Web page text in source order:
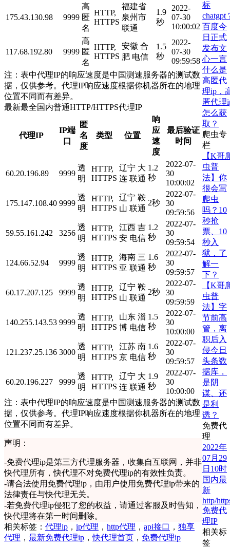
175.43.130.98 9999
高
匿
名
HTTP,
HTTPS
福建省
泉州市
联通
1.9
秒
2022-
07-30
10:00:02
117.68.192.80 9999
高
匿
名
HTTP,
HTTPS
安徽 合
肥 电信
1.5
秒
2022-
07-30
09:59:58
注：表中代理IP的响应速度是中国测速服务器的测试数
据，仅供参考。代理IP响应速度根据你机器所在的地理
位置不同而有差异。
最新最全国内普通HTTP/HTTPS代理IP
代理IP
IP端
口
匿
名
度
类型 位置
响
应
速
度
最后验证
时间
60.20.196.89 9999
透
明
HTTP,
HTTPS
辽宁 大
连 联通
1.2
秒
2022-07-
30
10:00:02
175.147.108.40 9999
透
明
HTTP,
HTTPS
辽宁 鞍
山 联通
2秒
2022-07-
30
09:59:56
59.55.161.242 3256
透
明
HTTP,
HTTPS
江西 吉
安 电信
1.2
秒
2022-07-
30
09:59:54
124.66.52.94 9999
透
明
HTTP,
HTTPS
海南 三
亚 联通
1.6
秒
2022-07-
30
09:59:57
60.17.207.125 9999
透
明
HTTP,
HTTPS
辽宁 鞍
山 联通
2秒
2022-07-
30
09:59:59
140.255.143.53 9999
透
明
HTTP,
HTTPS
山东 淄
博 电信
1.5
秒
2022-07-
30
10:00:00
121.237.25.136 3000
透
明
HTTP,
HTTPS
江苏 南
京 电信
1.6
秒
2022-07-
30
09:59:57
60.20.196.227 9999
透
明
HTTP,
HTTPS
辽宁 大
连 联通
1.9
秒
2022-07-
30
10:00:00
注：表中代理IP的响应速度是中国测速服务器的测试数
据，仅供参考。代理IP响应速度根据你机器所在的地理
位置不同而有差异。
声明：
-免费代理ip是第三方代理服务器，收集自互联网，并非
快代理所有，快代理不对免费代理ip的有效性负责。
-请合法使用免费代理ip，由用户使用免费代理ip带来的
法律责任与快代理无关。
-若免费代理ip侵犯了您的权益，请通过客服及时告知，
快代理将在第一时间删除。
相关标签： 代理ip ， ip代理 ， http代理 ， api接口 ， 独享
代理 ， 最新免费代理ip ，快代理首页 ， 免费代理ip
标
chatgpt
百度今
日正式
发布文
心一言
什么是
高匿代
理ip，
匿代理
怎么获
取？
爬虫专
栏
【K哥
虫普
法】你
很会写
爬虫
吗？10
秒抢
票、10
秒入
狱，了
解一
下？
【K哥
虫普
法】字
节前高
管，离
职后入
侵今日
头条数
据库，
是阴
谋、还
是利
诱？
免费代
理
2022年
07月29
日10时
国内最
新
http/
免费代
理IP
相关标
签